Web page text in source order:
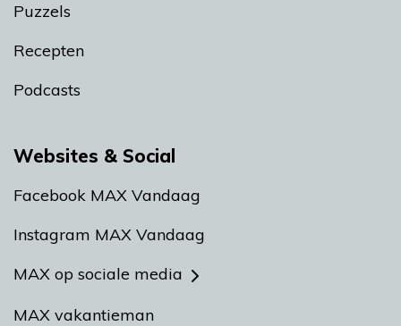
Puzzels
Recepten
Podcasts
Websites & Social
Facebook MAX Vandaag
Instagram MAX Vandaag
MAX op sociale media
MAX vakantieman